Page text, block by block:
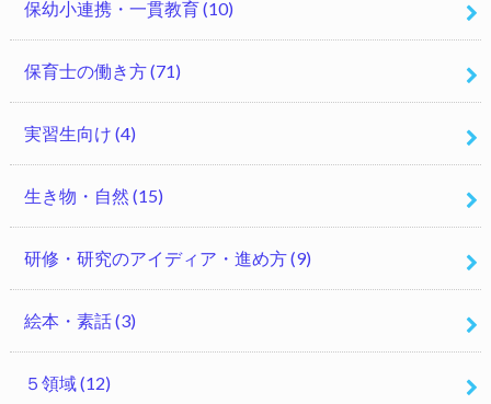
保幼小連携・一貫教育(10)
保育士の働き方(71)
実習生向け (4)
生き物・自然 (15)
研修・研究のアイディア・進め方(9)
絵本・素話(3)
５領域(12)